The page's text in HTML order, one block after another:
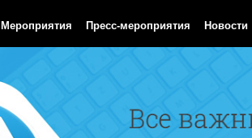
Мероприятия Пресс-мероприятия Новости